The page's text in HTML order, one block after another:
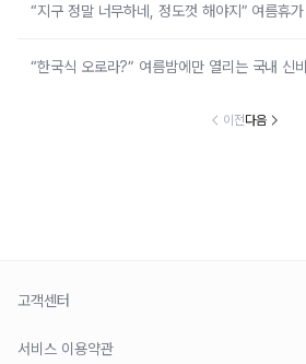
“지구 정말 너무하네, 정도껏 해야지” 여름휴
“한국식 오로라?” 여름밤에만 열리는 국내 신
이전다음
고객센터
서비스 이용약관